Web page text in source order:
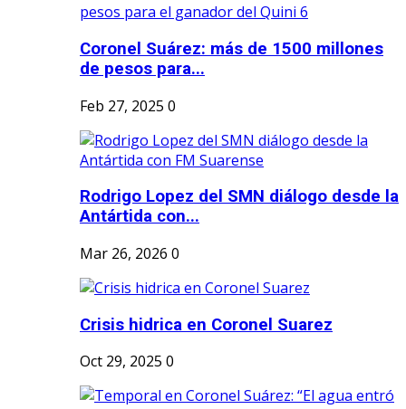
Coronel Suárez: más de 1500 millones
de pesos para...
Feb 27, 2025 0
Rodrigo Lopez del SMN diálogo desde la
Antártida con...
Mar 26, 2026 0
Crisis hidrica en Coronel Suarez
Oct 29, 2025 0